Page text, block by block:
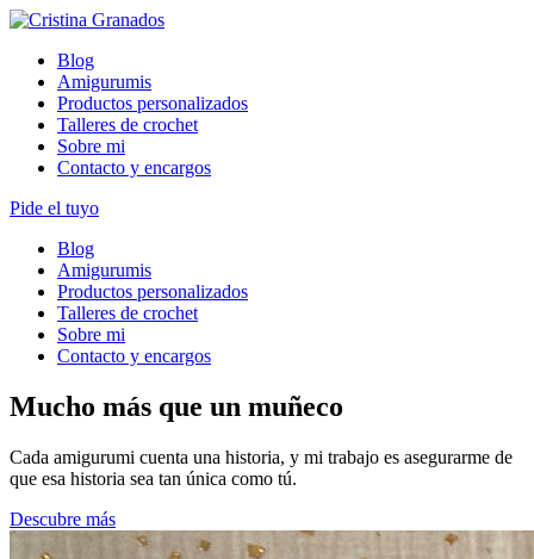
Skip
contentBlog
Amigurumis
Productos personalizados
Talleres de crochet
Sobre mi
Contacto y encargos
Pide el tuyo
Blog
Amigurumis
Productos personalizados
Talleres de crochet
Sobre mi
Contacto y encargos
Mucho más que un muñeco
Cada amigurumi cuenta una historia, y mi trabajo es asegurarme de
que esa historia sea tan única como tú.
Descubre más